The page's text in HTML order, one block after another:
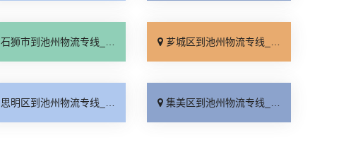
石狮市到池州物流专线_收费介绍「整车配货」 芗城区到池州物流专线_收费标准「快运直达」
思明区到池州物流专线_服务周到「专线直达」 集美区到池州物流专线_怎么收费「运保时效」